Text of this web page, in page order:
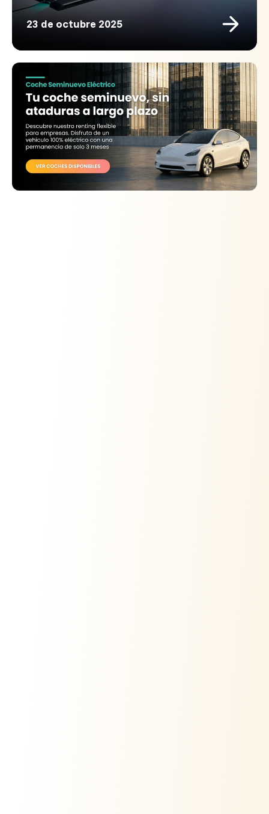
23 de octubre 2025